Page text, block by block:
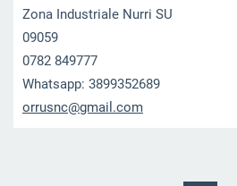
Zona Industriale Nurri SU
09059
0782 849777
Whatsapp: 3899352689
orrusnc@gmail.com